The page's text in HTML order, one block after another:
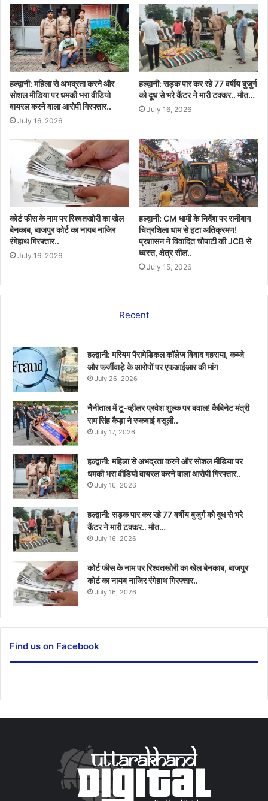
हल्द्वानी: महिला से अभद्रता करने और
सोशल मीडिया पर धमकी भरा वीडियो
वायरल करने वाला आरोपी गिरफ्तार..
July 16, 2026
हल्द्वानी: सड़क पार कर रहे 77 वर्षीय बुजुर्ग
को दूध से भरे कैंटर ने मारी टक्कर.. मौत…
July 16, 2026
कोर्ट फीस के नाम पर रिश्वतखोरी का खेल
बेनकाब, बाजपुर कोर्ट का नायब नाजिर
रंगेहाथ गिरफ्तार..
July 16, 2026
हल्द्वानी: CM धामी के निर्देश पर रानीबाग
चित्रशिला धाम से हटा अतिक्रमण!
प्रशासन ने विवादित चौपाटी की JCB से
ध्वस्त, क्षेत्र सील..
July 15, 2026
Recent
हल्द्वानी: मरियम पैरामेडिकल कॉलेज विवाद गहराया, कब्जे
और फर्जीवाड़े के आरोपों पर एफआईआर की मांग
July 26, 2026
नैनीताल में टू-व्हीलर प्रवेश शुल्क पर बवाल! कैबिनेट मंत्री
राम सिंह कैड़ा ने रुकवाई वसूली..
July 17, 2026
हल्द्वानी: महिला से अभद्रता करने और सोशल मीडिया पर
धमकी भरा वीडियो वायरल करने वाला आरोपी गिरफ्तार..
July 16, 2026
हल्द्वानी: सड़क पार कर रहे 77 वर्षीय बुजुर्ग को दूध से भरे
कैंटर ने मारी टक्कर.. मौत…
July 16, 2026
कोर्ट फीस के नाम पर रिश्वतखोरी का खेल बेनकाब, बाजपुर
कोर्ट का नायब नाजिर रंगेहाथ गिरफ्तार..
July 16, 2026
Find us on Facebook